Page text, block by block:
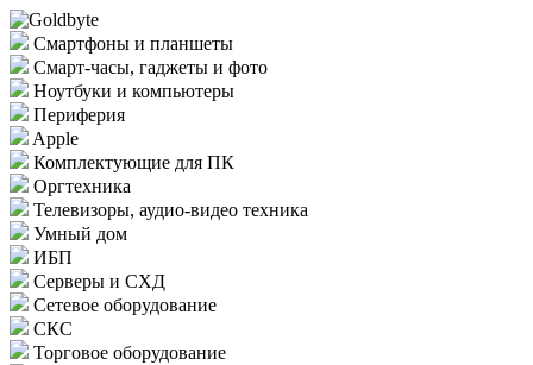
Смартфоны и планшеты
Смарт-часы, гаджеты и фото
Ноутбуки и компьютеры
Периферия
Apple
Комплектующие для ПК
Оргтехника
Телевизоры, аудио-видео техника
Умный дом
ИБП
Серверы и СХД
Сетевое оборудование
СКС
Торговое оборудование